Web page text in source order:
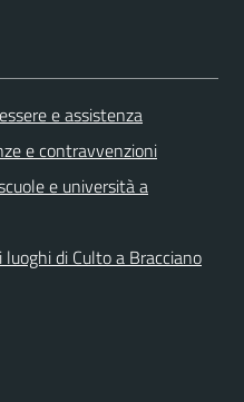
e assistenza
e contravvenzioni
e università a
di Culto a Bracciano